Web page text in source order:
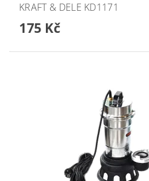
KRAFT & DELE KD1171
175 Kč